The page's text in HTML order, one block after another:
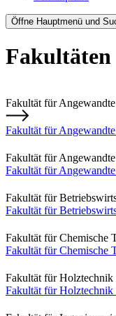
Öffne Hauptmenü und
Fakultäten
Fakultät für
Fakultät für
Fakultät für
Fakultät für
Fakultät für
Fakultät für
Fakultät für Chemische
Fakultät für Chemische
Fakultät für Holztechnik
Fakultät für Holztechnik